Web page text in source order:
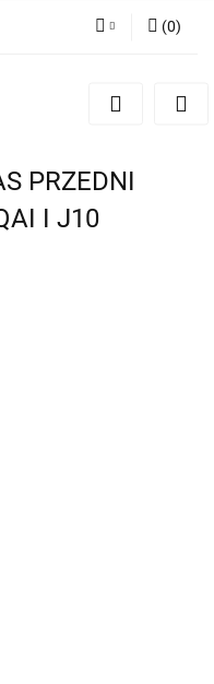
Zarejestruj się
(0)
PRZEDNI
I J10